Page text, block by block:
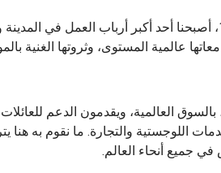
منذ أن نقلنا مقرنا الرئيسي إلى هنا في عام 1994، أصبحنا أحد أكبر أرباب
عالمية المستوى، وثروتها الغنية
العالمية، ويقدمون الدعم
اللوجستية والتجارة. ما نقوم به هنا يترك
جميع أنحاء العالم.